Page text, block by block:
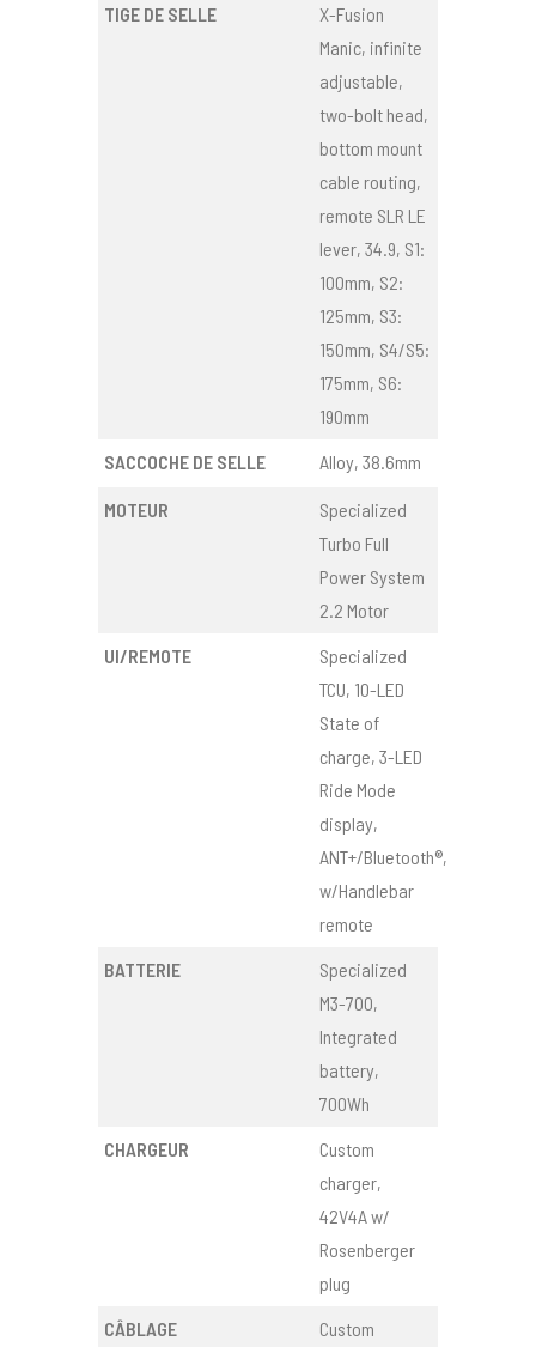
TIGE DE SELLE
X-Fusion
Manic, infinite
adjustable,
two-bolt head,
bottom mount
cable routing,
remote SLR LE
lever, 34.9, S1:
100mm, S2:
125mm, S3:
150mm, S4/S5:
175mm, S6:
190mm
SACCOCHE DE SELLE
Alloy, 38.6mm
MOTEUR
Specialized
Turbo Full
Power System
2.2 Motor
UI/REMOTE
Specialized
TCU, 10-LED
State of
charge, 3-LED
Ride Mode
display,
ANT+/Bluetooth®,
w/Handlebar
remote
BATTERIE
Specialized
M3-700,
Integrated
battery,
700Wh
CHARGEUR
Custom
charger,
42V4A w/
Rosenberger
plug
CÂBLAGE
Custom